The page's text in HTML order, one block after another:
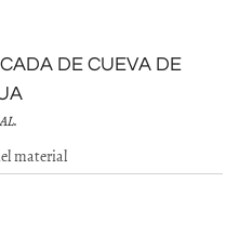
DE CUEVA DE
.
material